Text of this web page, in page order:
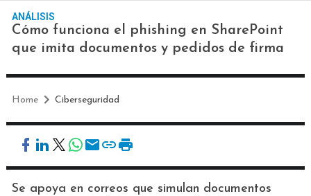
ANÁLISIS
Cómo funciona el phishing en SharePoint
que imita documentos y pedidos de firma
Home Ciberseguridad
Se apoya en correos que simulan documentos